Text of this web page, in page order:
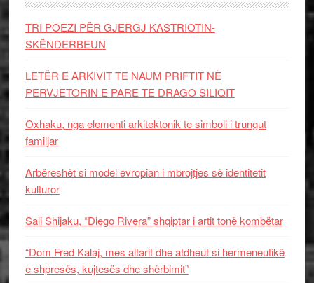
TRI POEZI PËR GJERGJ KASTRIOTIN-
SKËNDERBEUN
LETËR E ARKIVIT TE NAUM PRIFTIT NË
PERVJETORIN E PARE TE DRAGO SILIQIT
Oxhaku, nga elementi arkitektonik te simboli i trungut
familjar
Arbëreshët si model evropian i mbrojtjes së identitetit
kulturor
Sali Shijaku, “Diego Rivera” shqiptar i artit tonë kombëtar
“Dom Fred Kalaj, mes altarit dhe atdheut si hermeneutikë
e shpresës, kujtesës dhe shërbimit”